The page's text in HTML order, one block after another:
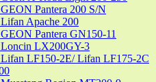
Pantera 200 S/N
Apache 200
Pantera GN150-11
Loncin LX200GY-3
Lifan LF150-2E/ Lifan LF175-2C